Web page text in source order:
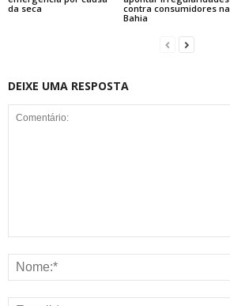
da seca
contra consumidores na
Bahia
DEIXE UMA RESPOSTA